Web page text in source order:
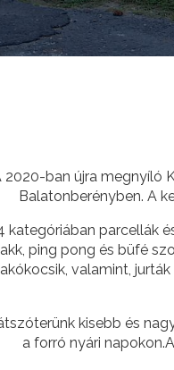
2020-ban újra megnyíló
Balatonberényben. A
kategóriában parcellák
ping pong és büfé
valamint,
kisebb és
a forró nyári